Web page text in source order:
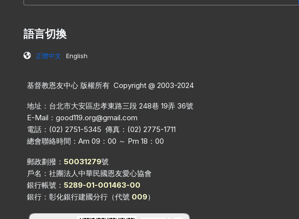
語言切換
正體中文 English
基督教恩友中心 版權所有 Copyright @ 2003-2024
地址：台北市大安區忠孝東路三段 248巷 19弄 36號
E-Mail： good119.org@gmail.com
電話：(02) 2751-5345 傳真：(02) 2775-1711
總會聯絡時間：Am 09：00 ～ Pm 18：00
郵政劃撥： 50031279號
戶名：社團法人中華民國恩友愛心協會
銀行帳號： 5289-01-001463-00
銀行：彰化銀行建國分行（代號 009）